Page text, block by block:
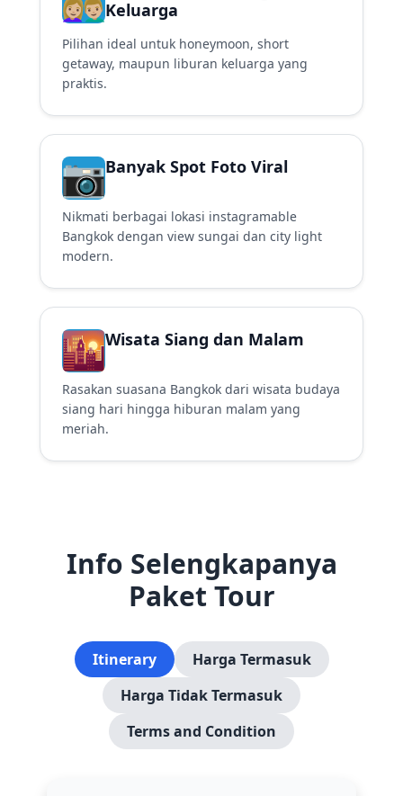
Keluarga
Pilihan ideal untuk honeymoon, short
getaway, maupun liburan keluarga yang
praktis.
Banyak Spot Foto Viral
Nikmati berbagai lokasi instagramable
Bangkok dengan view sungai dan city light
modern.
Wisata Siang dan Malam
Rasakan suasana Bangkok dari wisata budaya
siang hari hingga hiburan malam yang
meriah.
Info Selengkapanya
Paket Tour
Itinerary
Harga Termasuk
Harga Tidak Termasuk
Terms and Condition